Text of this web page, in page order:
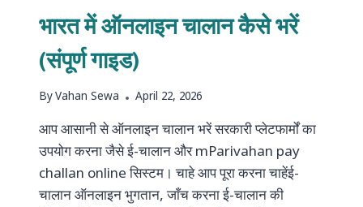
भारत में ऑनलाइन चालान कैसे भरें
(संपूर्ण गाइड)
ByVahan Sewa April 22, 2026
आप आसानी से ऑनलाइन चालान भरें सरकारी प्लेटफार्मों का
उपयोग करना जैसे ई-चालान और mParivahan pay
challan online सिस्टम। चाहे आप पूरा करना चाहेंई-
चालान ऑनलाइन भुगतान, जाँच करना ई-चालान की